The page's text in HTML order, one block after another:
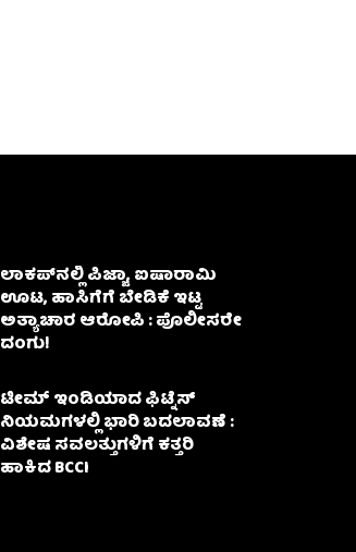
ಲಾಕಪ್‌ನಲ್ಲಿ ಪಿಜ್ಜಾ, ಐಷಾರಾಮಿ
ಊಟ, ಹಾಸಿಗೆಗೆ ಬೇಡಿಕೆ ಇಟ್ಟ
ಅತ್ಯಾಚಾರ ಆರೋಪಿ : ಪೊಲೀಸರೇ
ದಂಗು!
ಟೀಮ್ ಇಂಡಿಯಾದ ಫಿಟ್ನೆಸ್
ನಿಯಮಗಳಲ್ಲಿ ಭಾರಿ ಬದಲಾವಣೆ :
ವಿಶೇಷ ಸವಲತ್ತುಗಳಿಗೆ ಕತ್ತರಿ
ಹಾಕಿದ BCCI